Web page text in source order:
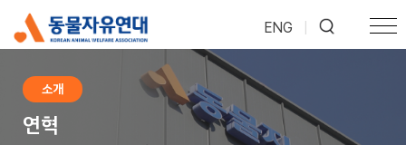
ENG
소개
연혁